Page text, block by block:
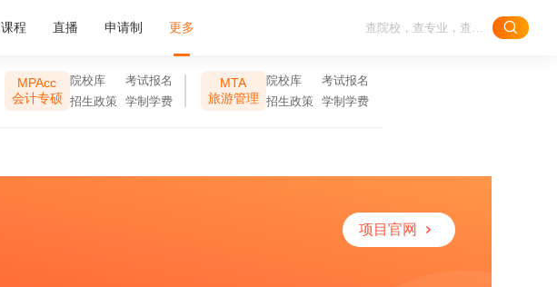
课程 直播 申请制 更多
MPAcc
会计专硕
院校库
考试报名
招生政策
学制学费
MTA
旅游管理
院校库
考试报名
招生政策
学制学费
项目官网